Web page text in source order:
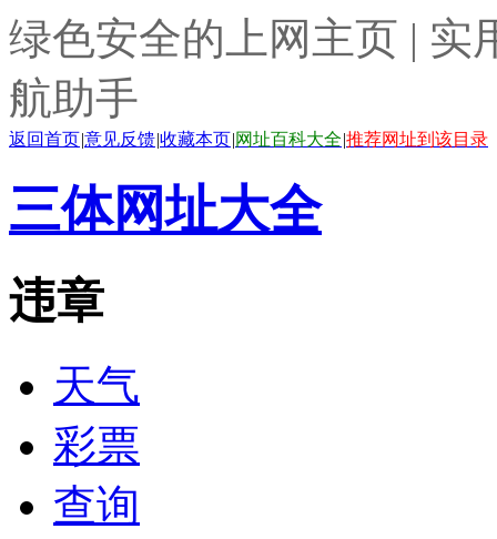
绿色安全的上网主页 | 实
航助手
返回首页|意见反馈|收藏本页|网址百科大全|推荐网址到该目录
三体网址大全
违章
天气
彩票
查询